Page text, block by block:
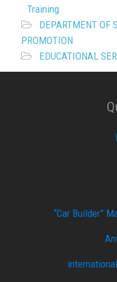
Training
DEPARTMENT OF
PROMOTION
EDUCATIONAL
“Car Builder”